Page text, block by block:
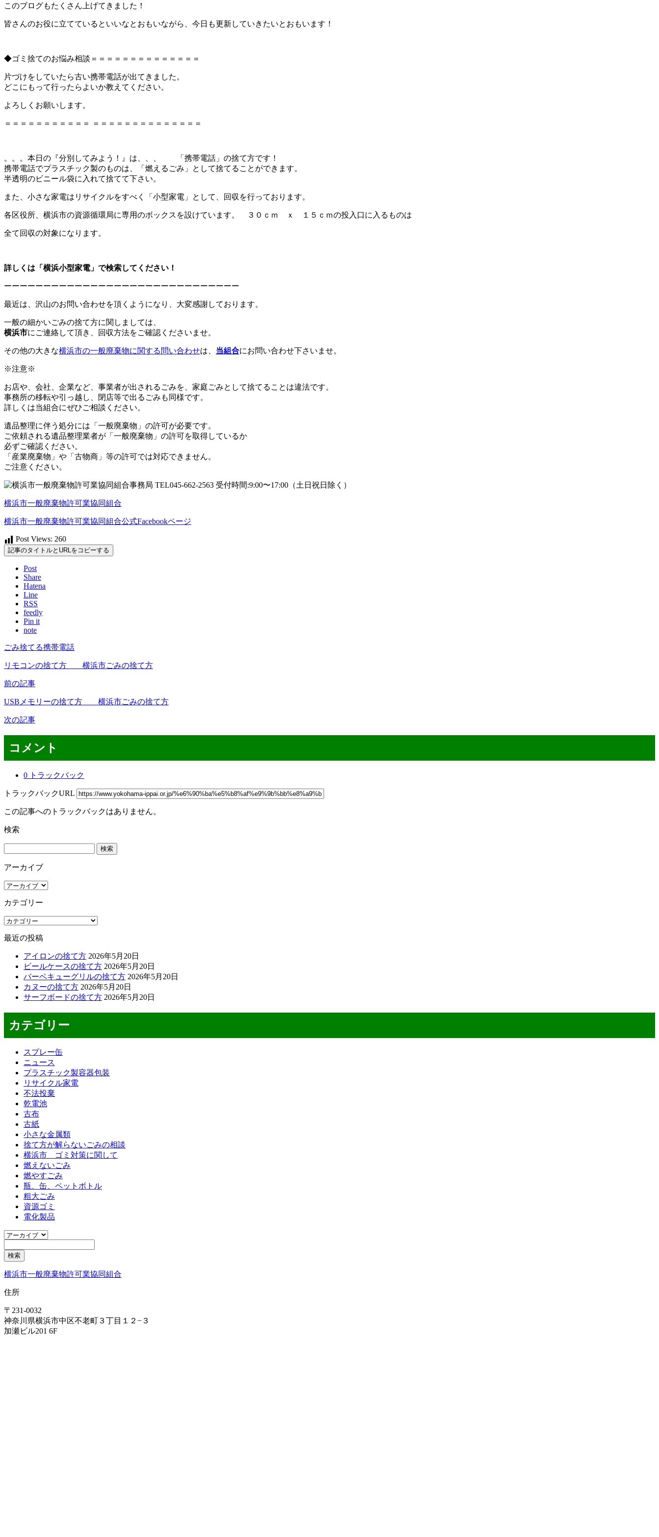
このブログもたくさん上げてきました！
皆さんのお役に立てているといいなとおもいながら、今日も更新していきたいとおもいます！
◆ゴミ捨てのお悩み相談＝＝＝＝＝＝＝＝＝＝＝＝＝＝
片づけをしていたら古い携帯電話が出てきました。
どこにもって行ったらよいか教えてください。
よろしくお願いします。
＝＝＝＝＝＝＝＝＝＝＝ ＝＝＝＝＝＝＝＝＝＝＝＝＝＝
。。。本日の『分別してみよう！』は、、、 「携帯電話」の捨て方です！
携帯電話でプラスチック製のものは、「燃えるごみ」として捨てることができます。
半透明のビニール袋に入れて捨てて下さい。
また、小さな家電はリサイクルをすべく「小型家電」として、回収を行っております。
各区役所、横浜市の資源循環局に専用のボックスを設けています。 ３０ｃｍ ｘ １５ｃｍの投入口に入るものは
全て回収の対象になります。
詳しくは「横浜小型家電」で検索してください！
ーーーーーーーーーーーーーーーーーーーーーーーーーーーーーー
最近は、沢山のお問い合わせを頂くようになり、大変感謝しております。
一般の細かいごみの捨て方に関しましては、
横浜市にご連絡して頂き、回収方法をご確認くださいませ。
その他の大きな横浜市の一般廃棄物に関する問い合わせは、 当組合にお問い合わせ下さいませ。
※注意※
お店や、会社、企業など、事業者が出されるごみを、家庭ごみとして捨てることは違法です。
事務所の移転や引っ越し、閉店等で出るごみも同様です。
詳しくは当組合にぜひご相談ください。
遺品整理に伴う処分には「一般廃棄物」の許可が必要です。
ご依頼される遺品整理業者が「一般廃棄物」の許可を取得しているか
必ずご確認ください。
「産業廃棄物」や「古物商」等の許可では対応できません。
ご注意ください。
横浜市一般廃棄物許可業協同組合
横浜市一般廃棄物許可業協同組合公式Facebookページ
Post Views: 260
記事のタイトルとURLをコピーする
Post
Share
Hatena
Line
RSS
feedly
Pin it
note
ごみ捨てる携帯電話
リモコンの捨て方 横浜市ごみの捨て方
前の記事
USBメモリーの捨て方 横浜市ごみの捨て方
次の記事
コメント
0 トラックバック
トラックバックURL
この記事へのトラックバックはありません。
検索
アーカイブ
ア
カ
イ
ブ
カテゴリー
カ
ゴ
最近の投稿
アイロンの捨て方 2026年5月20日
ビールケースの捨て方 2026年5月20日
バーベキューグリルの捨て方 2026年5月20日
カヌーの捨て方 2026年5月20日
サーフボードの捨て方 2026年5月20日
カテゴリー
スプレー缶
ニュース
プラスチック製容器包装
リサイクル家電
不法投棄
乾電池
古布
古紙
小さな金属類
捨て方が解らないごみの相談
横浜市 ゴミ対策に関して
燃えないごみ
燃やすごみ
瓶、缶、ペットボトル
粗大ごみ
資源ゴミ
電化製品
横浜市一般廃棄物許可業協同組合
住所
〒231-0032
神奈川県横浜市中区不老町３丁目１２−３
加瀬ビル201 6F